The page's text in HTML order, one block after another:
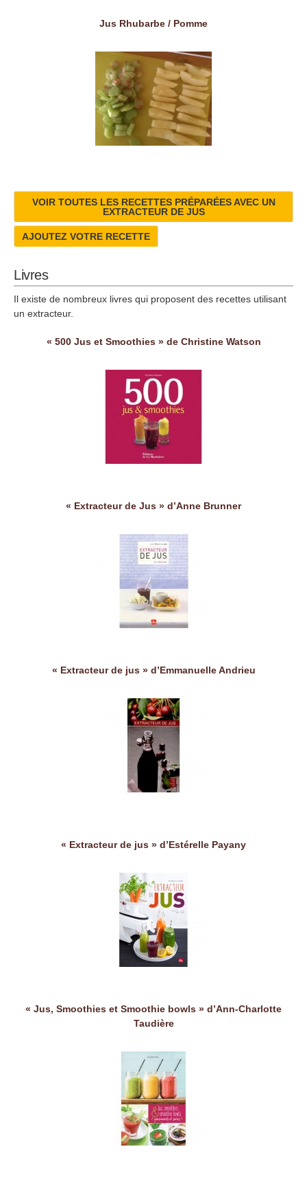
Jus Rhubarbe / Pomme
VOIR TOUTES LES RECETTES PRÉPARÉES AVEC UN
EXTRACTEUR DE JUS
AJOUTEZ VOTRE RECETTE
Livres
Il existe de nombreux livres qui proposent des recettes utilisant
un extracteur.
« 500 Jus et Smoothies » de Christine Watson
« Extracteur de Jus » d’Anne Brunner
« Extracteur de jus » d’Emmanuelle Andrieu
« Extracteur de jus » d’Estérelle Payany
« Jus, Smoothies et Smoothie bowls » d’Ann-Charlotte
Taudière